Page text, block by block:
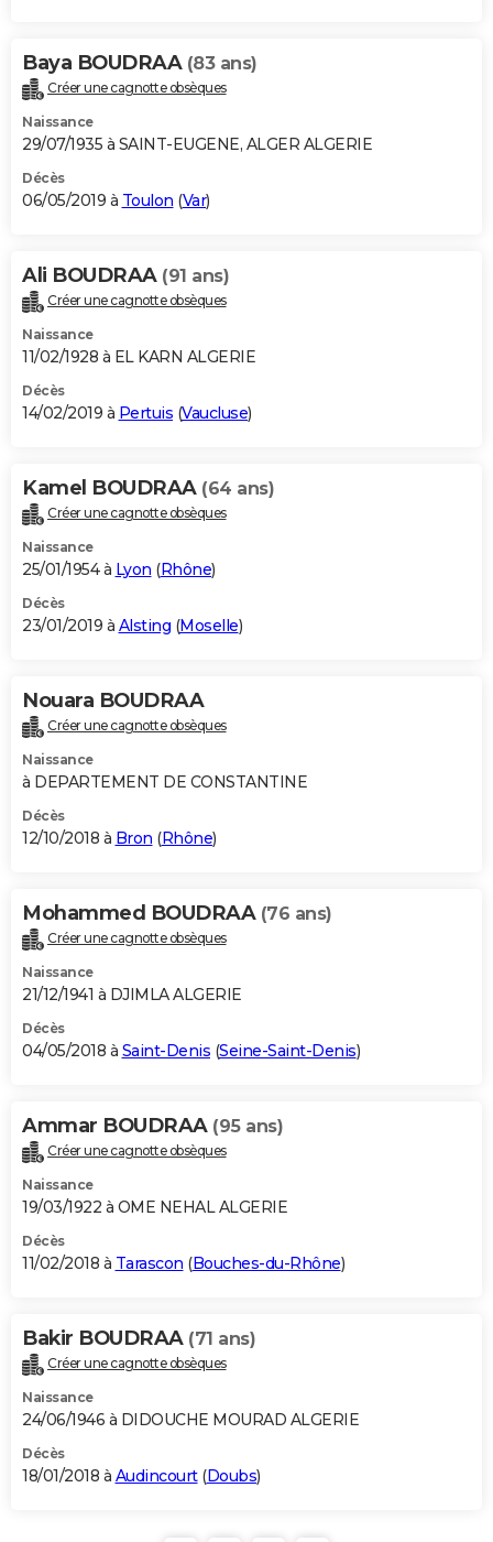
Baya BOUDRAA (83 ans)
Créer une cagnotte obsèques
Naissance
29/07/1935 à SAINT-EUGENE, ALGER ALGERIE
Décès
06/05/2019 à Toulon (Var)
Ali BOUDRAA (91 ans)
Créer une cagnotte obsèques
Naissance
11/02/1928 à EL KARN ALGERIE
Décès
14/02/2019 à Pertuis (Vaucluse)
Kamel BOUDRAA (64 ans)
Créer une cagnotte obsèques
Naissance
25/01/1954 à Lyon (Rhône)
Décès
23/01/2019 à Alsting (Moselle)
Nouara BOUDRAA
Créer une cagnotte obsèques
Naissance
à DEPARTEMENT DE CONSTANTINE
Décès
12/10/2018 à Bron (Rhône)
Mohammed BOUDRAA (76 ans)
Créer une cagnotte obsèques
Naissance
21/12/1941 à DJIMLA ALGERIE
Décès
04/05/2018 à Saint-Denis (Seine-Saint-Denis)
Ammar BOUDRAA (95 ans)
Créer une cagnotte obsèques
Naissance
19/03/1922 à OME NEHAL ALGERIE
Décès
11/02/2018 à Tarascon (Bouches-du-Rhône)
Bakir BOUDRAA (71 ans)
Créer une cagnotte obsèques
Naissance
24/06/1946 à DIDOUCHE MOURAD ALGERIE
Décès
18/01/2018 à Audincourt(Doubs)